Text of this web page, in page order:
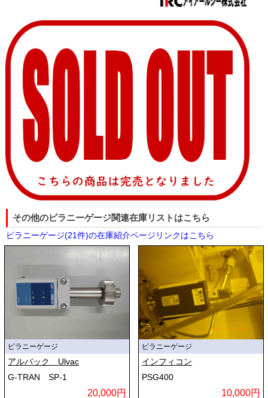
その他のピラニーゲージ関連在庫リストはこちら
ピラニーゲージ(21件)の在庫紹介ページリンクはこちら
ピラニーゲージ
アルバック Ulvac
G-TRAN SP-1
20,000円
ピラニーゲージ
インフィコン
PSG400
10,000円